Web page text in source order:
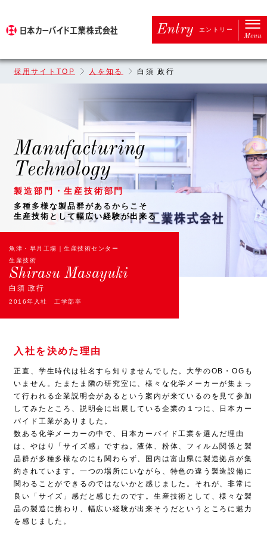
Entry エントリー
Menu
採用サイトTOP 人を知る 白須 政行
Manufacturing
Technology
製造部門・⽣産技術部門
多種多様な製品群があるからこそ
生産技術として幅広い経験が出来る
魚津・早月⼯場｜生産技術センター
生産技術
Shirasu Masayuki
白須 政行
2016年入社 工学部卒
入社を決めた理由
正直、学生時代は社名すら知りませんでした。大学のOB ・ OG も
いません。たまたま隣の研究室に、様々な化学メーカーが集まっ
て行われる企業説明会があるという案内が来ているのを見て参加
してみたところ、説明会に出展している企業の１つに、日本カー
バイド工業がありました。
数ある化学メーカーの中で、日本カーバイド工業を選んだ理由
は、やはり「サイズ感」ですね。液体、粉体、フィルム関係と製
品群が多種多様なのにも関わらず、国内は富山県に製造拠点が集
約されています。一つの場所にいながら、特色の違う製造設備に
関わることができるのではないかと感じました。それが、非常に
良い「サイズ」感だと感じたのです。生産技術として、様々な製
品の製造に携わり、幅広い経験が出来そうだというところに魅力
を感じました。